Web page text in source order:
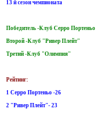
13 й сезон чемпионата
Победитель -Клуб Серро Портеньо
Второй -Клуб "Ривер Плейт"
Третий -Клуб "Олимпия"
Рейтинг:
1 Серро Портеньо -26
2 "Ривер Плейт"- 23